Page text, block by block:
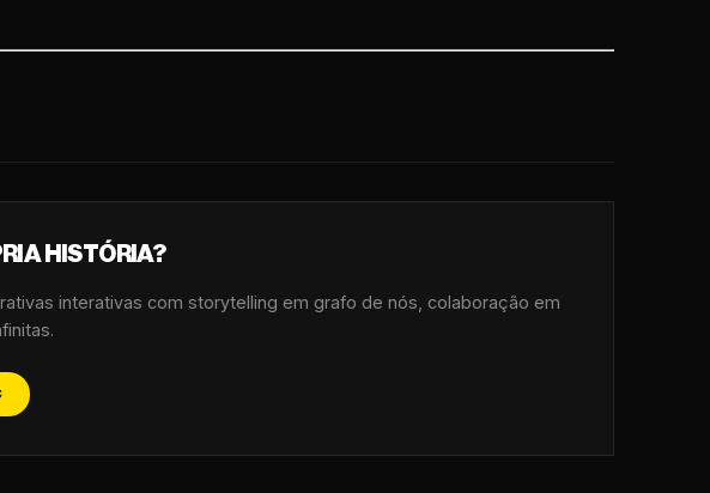
HISTÓRIA?
interativas com storytelling em grafo de nós, colaboração em